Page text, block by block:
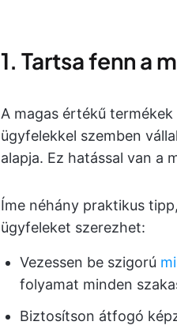
1. Tartsa fenn a
A magas értékű
ügyfelekkel szemben
alapja. Ez hatással van a
Íme néhány praktikus
ügyfeleket szerezhet:
Vezessen be szigorú
folyamat minden
Biztosítson átfogó